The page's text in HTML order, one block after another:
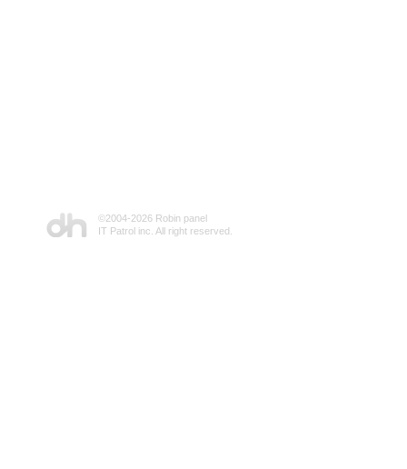
©2004-2026 Robin panel
IT Patrol inc. All right reserved.